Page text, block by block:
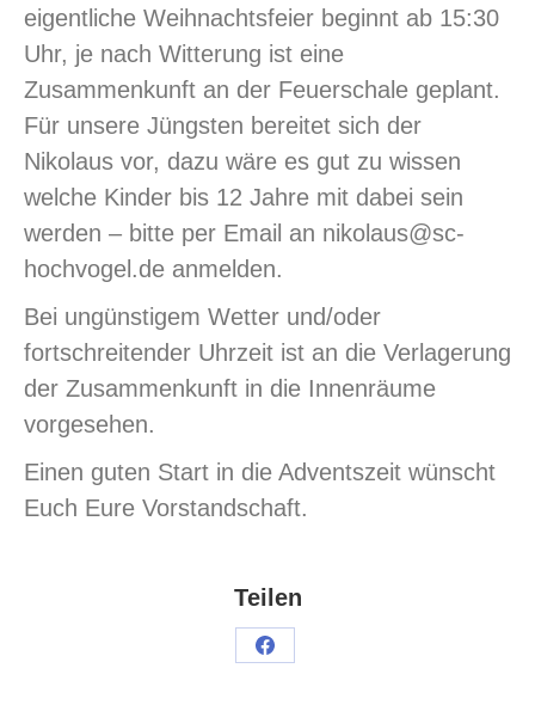
eigentliche Weihnachtsfeier beginnt ab 15:30
Uhr, je nach Witterung ist eine
Zusammenkunft an der Feuerschale geplant.
Für unsere Jüngsten bereitet sich der
Nikolaus vor, dazu wäre es gut zu wissen
welche Kinder bis 12 Jahre mit dabei sein
werden – bitte per Email an nikolaus@sc-
hochvogel.de anmelden.
Bei ungünstigem Wetter und/oder
fortschreitender Uhrzeit ist an die Verlagerung
der Zusammenkunft in die Innenräume
vorgesehen.
Einen guten Start in die Adventszeit wünscht
Euch Eure Vorstandschaft.
Teilen